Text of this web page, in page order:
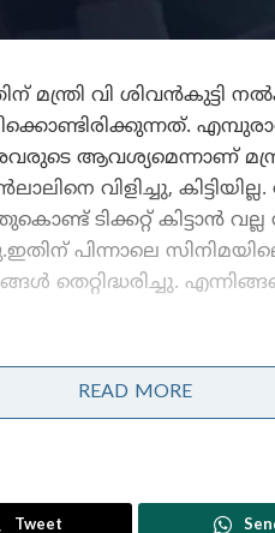
മന്ത്രി വി ശിവൻകുട്ടി
ആവശ്യമെന്നാണ് മന്ത്രി
വിളിച്ചു,
ടിക്കറ്റ് കിട്ടാൻ
പിന്നാലെ
തെറ്റിദ്ധരിച്ചു.
ഹോളിവുഡ് ലെവൽ
READ MORE
Tweet